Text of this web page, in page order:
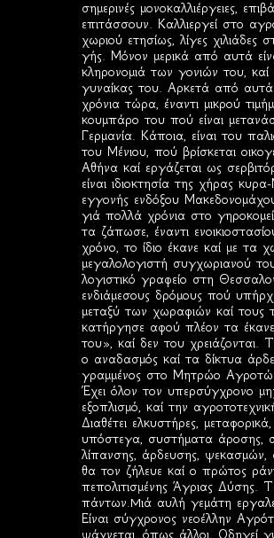
σημερινές μονοκαλλιέργειες,
επιτάσσουν. Καλλιεργεί στο
χωριού ετησίως, λίγες χιλιάδες
γής. Μόνον μερικά από αυτά
κληρονομιά των γονιών του,
γυναίκας του. Αρκετά από αυτά
χρόνια τώρα, έναντι μικρού
κουμπάρο του πού είναι
Γερμανία. Κάποια, είναι του
του Μένιου, πού βρίσκεται
Αθήνα καί εργάζεται ως
είναι ιδιοκτησία της χήρας
εγγονής ενδόξου
γιά πολλά χρόνια στο
τα ζάπωσε, έναντι
χρόνο, το ίδιο έκανε καί με τα
μεγαλολογιστή συγχωριανού
λογιστικό γραφείο στη
ενδιάμεσους δρόμους πού
μεταξύ των χωραφιών καί τους
κατήργησε αφού πλέον τα
του», καί δεν του χρειάζονται.
ο αναδασμός καί τα δίκτυα
γραμμένος στο Μητρώο
Έχει όλον τον υπερσύγχρονο
εξοπλισμό, καί την
Διαθέτει ελκυστήρες,
υπόστεγα, συστήματα άροσης,
λίπανσης, άρδευσης, ψεκασμών,
θα τον ζήλευε καί ο πρώτος
πεπολιτισμένης Άγριας Δύσης.
πάντων.Mιά αυλή γεμάτη
Είναι σύγχρονος νεοέλλην
ψάχνεται, όπως άλλοι. Οδηγεί